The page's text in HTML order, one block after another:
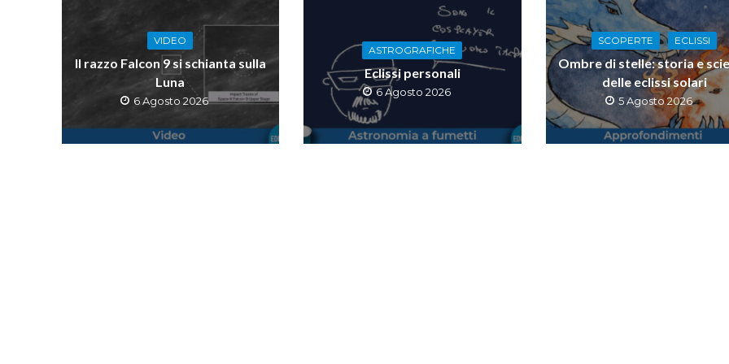
VIDEO
Il razzo Falcon 9 si schianta sulla
Luna
6 Agosto 2026
ASTROGRAFICHE
Eclissi personali
6 Agosto 2026
SCOPERTE ECLISSI
Ombre di stelle: storia e
delle eclissi solari
5 Agosto 2026